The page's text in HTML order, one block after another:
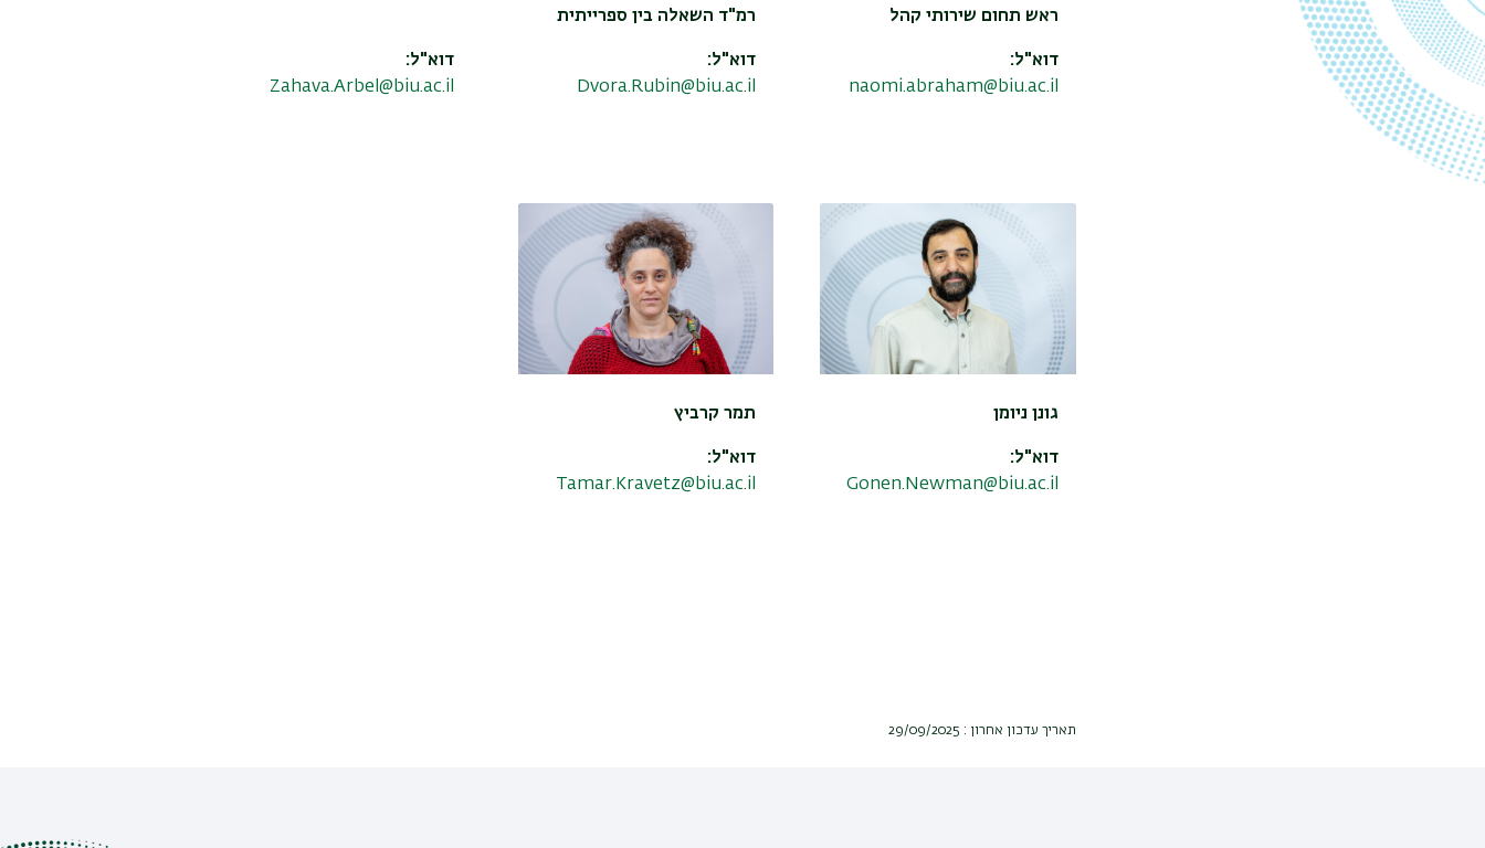
ראש תחום שירותי קהל
דוא"ל:
naomi.abraham@biu.ac.il
רמ"ד השאלה בין ספרייתית
דוא"ל:
Dvora.Rubin@biu.ac.il
דוא"ל:
Zahava.Arbel@biu.ac.il
גונן ניומן
דוא"ל:
Gonen.Newman@biu.ac.il
תמר קרביץ
דוא"ל:
Tamar.Kravetz@biu.ac.il
תאריך עדכון אחרון : 29/09/2025